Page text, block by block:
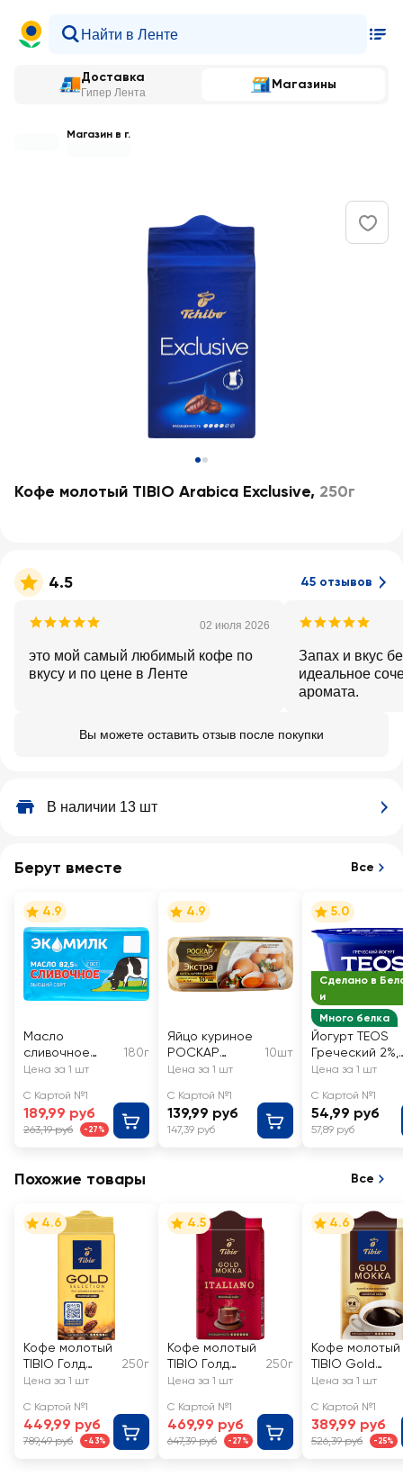
Доставка
Гипер Лента
Магазины
Магазин в г.
Кофе молотый TIBIO Arabica Exclusive, 250г
4.5 45 отзывов
02 июля 2026
это мой самый любимый кофе по
вкусу и по цене в Ленте
Запах и вкус
идеальное
аромата.
Вы можете оставить отзыв после покупки
В наличии 13 шт
Берут вместе Все
4.9
Масло
сливочное
ЭКОМИЛК
сорт, без змж
180г
Цена за 1 шт
С Картой №1
189,99 руб
263,19 руб -27%
4.9
Яйцо куриное
РОСКАР
Экстра СО
10шт
Цена за 1 шт
С Картой №1
139,99 руб
147,39 руб
Сделано в
и
Много белка
5.0
Йогурт TEOS
Греческий 2%,
без змж
Цена за 1 шт
С Картой №1
54,99 руб
57,89 руб
Похожие товары Все
4.6
Кофе молотый
TIBIO Голд
Селекшн
жареный
250г
Цена за 1 шт
С Картой №1
449,99 руб
789,49 руб -43%
4.5
Кофе молотый
TIBIO Голд
Мокка
натуральный
жареный
250г
Цена за 1 шт
С Картой №1
469,99 руб
647,39 руб -27%
4.6
Кофе молотый
TIBIO Gold
Мокка
жареный
Цена за 1 шт
С Картой №1
389,99 руб
526,39 руб -25%